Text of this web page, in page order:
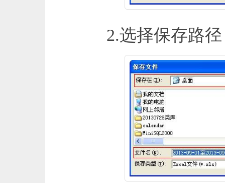
2.选择保存路径